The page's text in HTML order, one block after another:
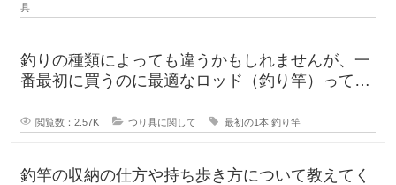
具
釣りの種類によっても違うかもしれませんが、一
番最初に買うのに最適なロッド（釣り竿）ってど
閲覧数：2.57K つり具に関して 最初の1本 釣り竿
釣竿の収納の仕方や持ち歩き方について教えてく